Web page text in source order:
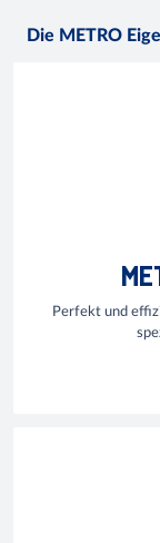
Die METRO
Perfekt und